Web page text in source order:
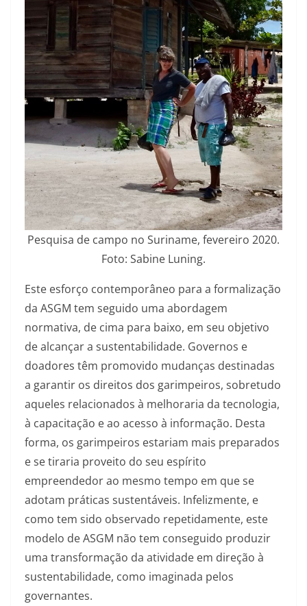
Pesquisa de campo no Suriname, fevereiro 2020.
Foto: Sabine Luning.
Este esforço contemporâneo para a formalização
da ASGM tem seguido uma abordagem
normativa, de cima para baixo, em seu objetivo
de alcançar a sustentabilidade. Governos e
doadores têm promovido mudanças destinadas
a garantir os direitos dos garimpeiros, sobretudo
aqueles relacionados à melhoraria da tecnologia,
à capacitação e ao acesso à informação. Desta
forma, os garimpeiros estariam mais preparados
e se tiraria proveito do seu espírito
empreendedor ao mesmo tempo em que se
adotam práticas sustentáveis. Infelizmente, e
como tem sido observado repetidamente, este
modelo de ASGM não tem conseguido produzir
uma transformação da atividade em direção à
sustentabilidade, como imaginada pelos
governantes.